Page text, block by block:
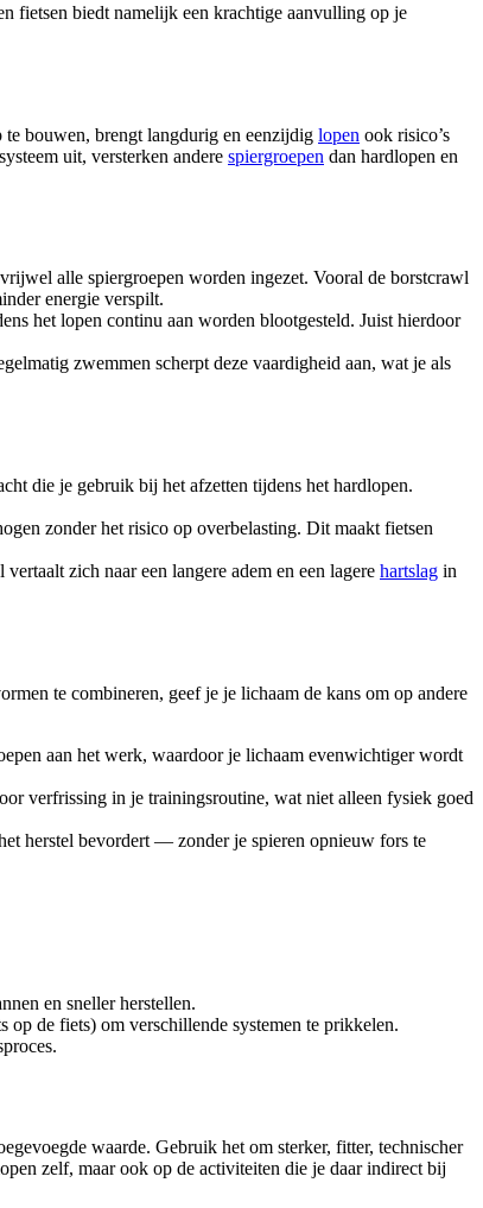
fietsen biedt namelijk een krachtige aanvulling op je
bouwen, brengt langdurig en eenzijdig lopen ook risico’s
uit, versterken andere spiergroepen dan hardlopen en
alle spiergroepen worden ingezet. Vooral de borstcrawl
energie verspilt.
het lopen continu aan worden blootgesteld. Juist hierdoor
zwemmen scherpt deze vaardigheid aan, wat je als
die je gebruik bij het afzetten tijdens het hardlopen.
zonder het risico op overbelasting. Dit maakt fietsen
zich naar een langere adem en een lagere hartslag in
te combineren, geef je je lichaam de kans om op andere
aan het werk, waardoor je lichaam evenwichtiger wordt
verfrissing in je trainingsroutine, wat niet alleen fysiek goed
herstel bevordert — zonder je spieren opnieuw fors te
en sneller herstellen.
op de fiets) om verschillende systemen te prikkelen.
waarde. Gebruik het om sterker, fitter, technischer
zelf, maar ook op de activiteiten die je daar indirect bij